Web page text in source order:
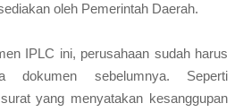
oleh Pemerintah Daerah.
IPLC ini, perusahaan sudah harus
dokumen sebelumnya. Seperti
yang menyatakan kesanggupan